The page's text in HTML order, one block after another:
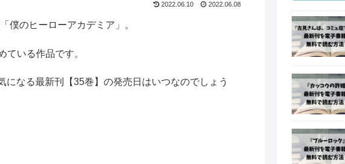
2022.06.10 2022.06.08
僕のヒーローアカデミア」。
ている作品です。
なる最新刊【35巻】の発売日はいつなのでしょう